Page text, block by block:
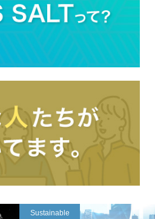
Sustainable